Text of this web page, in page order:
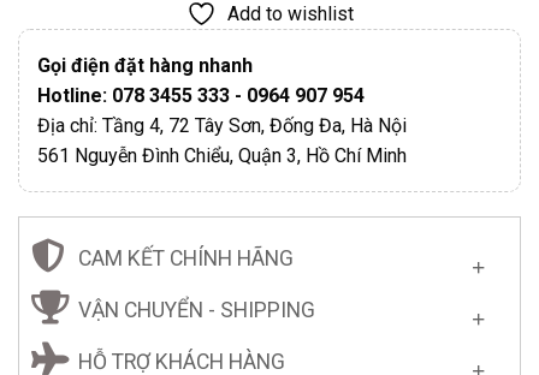
Add to wishlist
Gọi điện đặt hàng nhanh
Hotline: 078 3455 333 - 0964 907 954
Địa chỉ: Tầng 4, 72 Tây Sơn, Đống Đa, Hà Nội
561 Nguyễn Đình Chiểu, Quận 3, Hồ Chí Minh
CAM KẾT CHÍNH HÃNG
VẬN CHUYỂN - SHIPPING
HỖ TRỢ KHÁCH HÀNG